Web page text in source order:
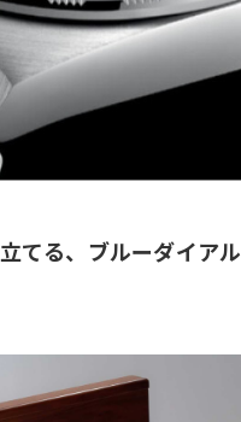
てる、ブルーダイアル